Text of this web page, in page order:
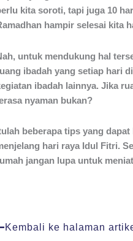
kita soroti, tapi juga 10
hampir selesai kita
untuk mendukung hal
ibadah yang setiap hari
ibadah lainnya. Jika
nyaman bukan?
beberapa tips yang
hari raya Idul Fitri.
jangan lupa untuk
Kembali ke halaman